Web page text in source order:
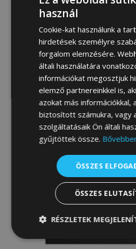
Fotógaléria:
használ
Cookie-kat használunk a
hirdetések személyre
forgalom elemzésére.
általi használatára
információkat megosztjuk
elemző partnereinkkel is,
azokat más információkkal,
biztosított számukra, vagy
szolgáltatásaik Ön általi
gyűjtöttek össze.
ÖSSZES
ÖSSZES
RÉSZLETEK
Elengedhetetlenül